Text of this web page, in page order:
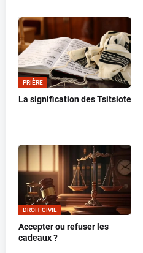
PRIÈRE
La signification des Tsitsiote
DROIT CIVIL
Accepter ou refuser les
cadeaux ?